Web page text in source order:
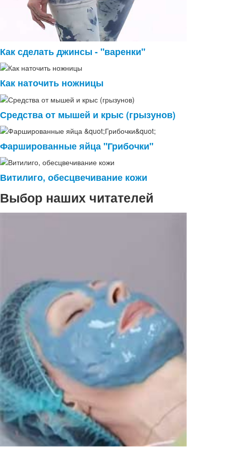
Как сделать джинсы - "варенки"
Как наточить ножницы
Средства от мышей и крыс (грызунов)
Фаршированные яйца "Грибочки"
Витилиго, обесцвечивание кожи
Выбор наших читателей